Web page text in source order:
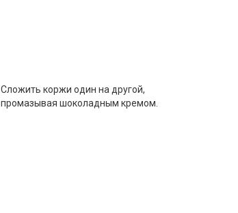
Сложить коржи один на другой,
промазывая шоколадным кремом.